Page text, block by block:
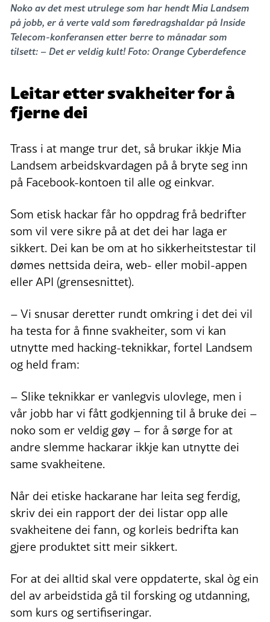
Noko av det mest utrulege som har hendt Mia Landsem
på jobb, er å verte vald som føredragshaldar på Inside
Telecom-konferansen etter berre to månadar som
tilsett: – Det er veldig kult! Foto: Orange Cyberdefence
Leitar etter svakheiter for å
fjerne dei
Trass i at mange trur det, så brukar ikkje Mia
Landsem arbeidskvardagen på å bryte seg inn
på Facebook-kontoen til alle og einkvar.
Som etisk hackar får ho oppdrag frå bedrifter
som vil vere sikre på at det dei har laga er
sikkert. Dei kan be om at ho sikkerheitstestar til
dømes nettsida deira, web- eller mobil-appen
eller API (grensesnittet).
– Vi snusar deretter rundt omkring i det dei vil
ha testa for å finne svakheiter, som vi kan
utnytte med hacking-teknikkar, fortel Landsem
og held fram:
– Slike teknikkar er vanlegvis ulovlege, men i
vår jobb har vi fått godkjenning til å bruke dei –
noko som er veldig gøy – for å sørge for at
andre slemme hackarar ikkje kan utnytte dei
same svakheitene.
Når dei etiske hackarane har leita seg ferdig,
skriv dei ein rapport der dei listar opp alle
svakheitene dei fann, og korleis bedrifta kan
gjere produktet sitt meir sikkert.
For at dei alltid skal vere oppdaterte, skal òg ein
del av arbeidstida gå til forsking og utdanning,
som kurs og sertifiseringar.